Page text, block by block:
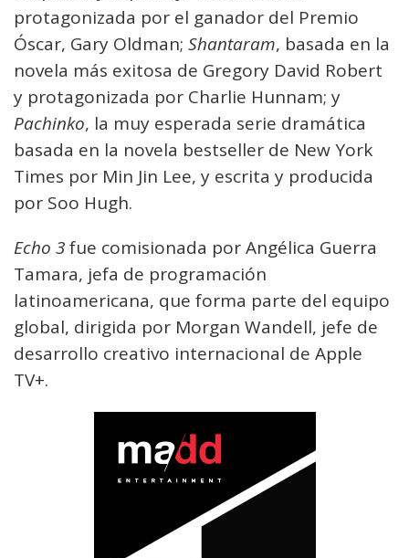
protagonizada por el ganador del Premio
Óscar, Gary Oldman; Shantaram, basada en la
novela más exitosa de Gregory David Robert
y protagonizada por Charlie Hunnam; y
Pachinko, la muy esperada serie dramática
basada en la novela bestseller de New York
Times por Min Jin Lee, y escrita y producida
por Soo Hugh.
Echo 3fue comisionada por Angélica Guerra
Tamara, jefa de programación
latinoamericana, que forma parte del equipo
global, dirigida por Morgan Wandell, jefe de
desarrollo creativo internacional de Apple
TV+.